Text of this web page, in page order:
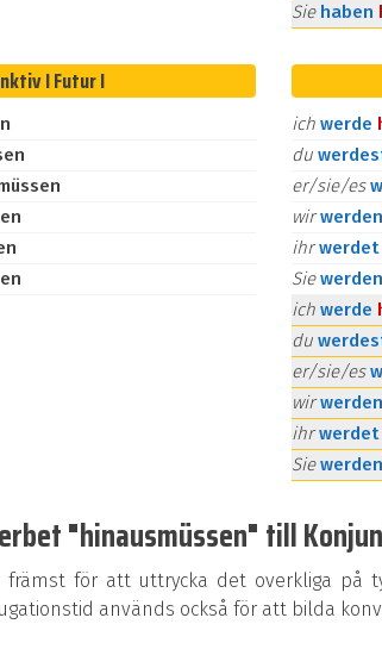
Sie haben
I Futur I
ich werde
du
er/sie/es
wirwerden
ihrwerdet
Siewerden
ich werde
du
er/sie/es
wirwerden
ihrwerdet
Siewerden
"hinausmüssen" till
främst för att uttrycka det overkliga på
används också för att bilda